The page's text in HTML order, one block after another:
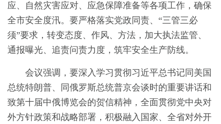
应、自然灾害应对、应急保障准备等各项工作，确保
全市安全度汛。要严格落实党政同责、“三管三必
须”要求，转变态度、作风、方法，加大执法监管、
通报曝光、追责问责力度，筑牢安全生产防线。
会议强调，要深入学习贯彻习近平总书记同美国
总统特朗普、同俄罗斯总统普京会谈时的重要讲话和
致第十届中俄博览会的贺信精神，全面贯彻党中央对
外方针政策和战略部署，积极融入国家、全省对外开